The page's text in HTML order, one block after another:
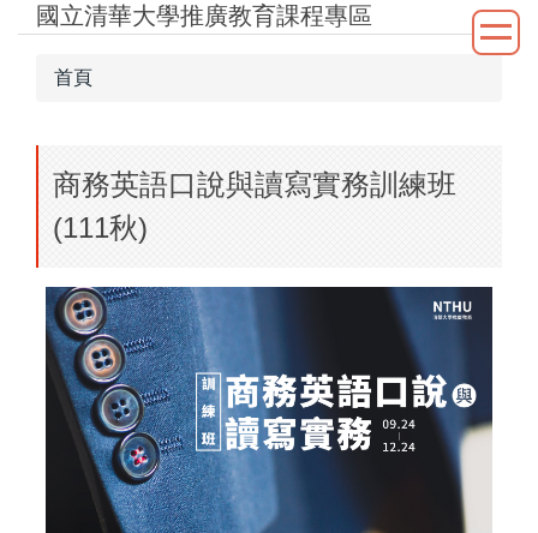
國立清華大學推廣教育課程專區
首頁
商務英語口說與讀寫實務訓練班
(111秋)